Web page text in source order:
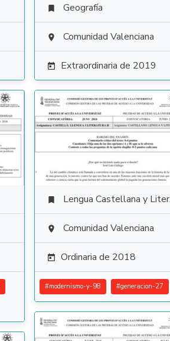
 Geografía
 Comunidad Valenciana
 Extraordinaria de 2019
 Lengua Castellana y Literatura
 Comunidad Valenciana
 Ordinaria de 2018
#modernismo-y-98 #generacion-27